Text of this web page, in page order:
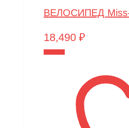
ВЕЛОСИПЕД
18,490 ₽